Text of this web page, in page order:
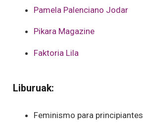
Pamela Palenciano Jodar
Pikara Magazine
Faktoria Lila
Liburuak:
Feminismo para principiantes